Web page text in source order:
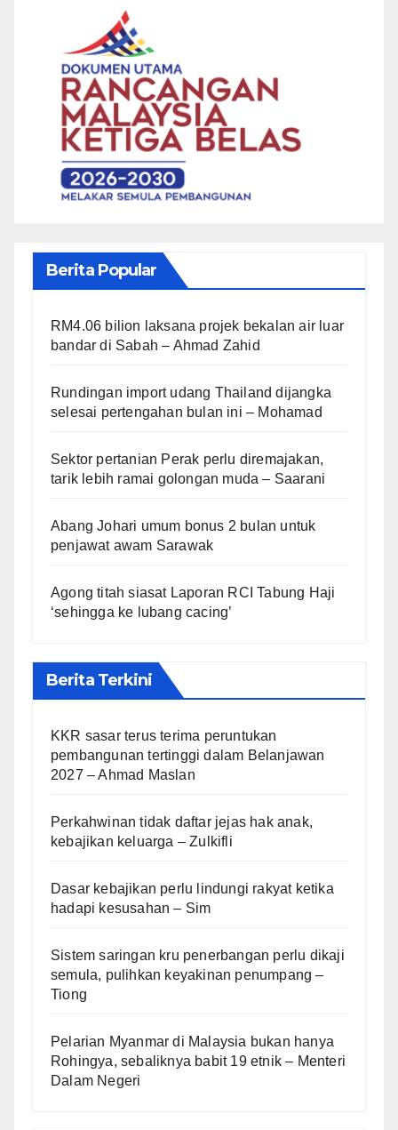
Berita Popular
RM4.06 bilion laksana projek bekalan air luar
bandar di Sabah – Ahmad Zahid
Rundingan import udang Thailand dijangka
selesai pertengahan bulan ini – Mohamad
Sektor pertanian Perak perlu diremajakan,
tarik lebih ramai golongan muda – Saarani
Abang Johari umum bonus 2 bulan untuk
penjawat awam Sarawak
Agong titah siasat Laporan RCI Tabung Haji
‘sehingga ke lubang cacing’
Berita Terkini
KKR sasar terus terima peruntukan
pembangunan tertinggi dalam Belanjawan
2027 – Ahmad Maslan
Perkahwinan tidak daftar jejas hak anak,
kebajikan keluarga – Zulkifli
Dasar kebajikan perlu lindungi rakyat ketika
hadapi kesusahan – Sim
Sistem saringan kru penerbangan perlu dikaji
semula, pulihkan keyakinan penumpang –
Tiong
Pelarian Myanmar di Malaysia bukan hanya
Rohingya, sebaliknya babit 19 etnik – Menteri
Dalam Negeri